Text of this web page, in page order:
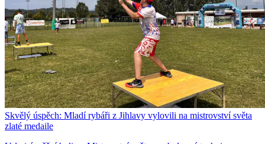
Skvělý úspěch: Mladí rybáři z Jihlavy vylovili na mistrovství světa
zlaté medaile